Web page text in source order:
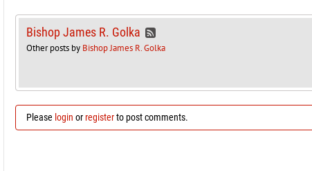
Bishop James R. Golka
Other posts by Bishop James R. Golka
Please login orregisterto post comments.